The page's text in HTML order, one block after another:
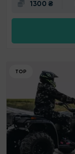
1300 ₴
ТОР